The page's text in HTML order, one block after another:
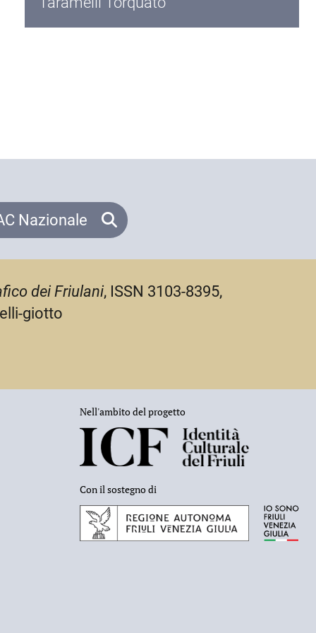
Nazionale
dei Friulani, ISSN 3103-8395,
giotto
Nell'ambito del progetto
Con il sostegno di